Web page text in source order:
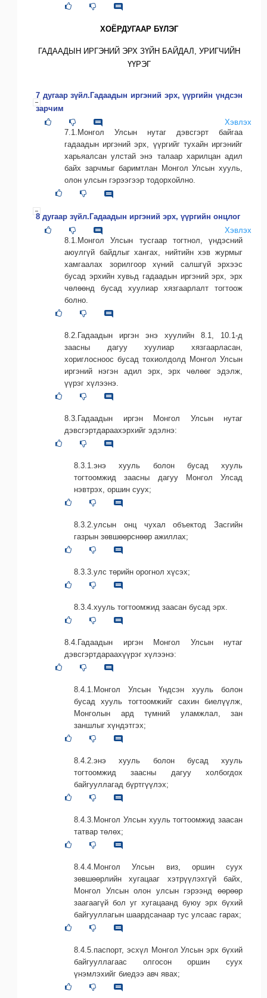
ХОЁРДУГААР БҮЛЭГ
ГАДААДЫН ИРГЭНИЙ ЭРХ ЗҮЙН БАЙДАЛ, УРИГЧИЙН
ҮҮРЭГ
7 дугаар зүйл.Гадаадын иргэний эрх, үүргийн үндсэн
зарчим
Хэвлэх
7.1.Монгол Улсын нутаг дэвсгэрт байгаа
гадаадын иргэний эрх, үүргийг тухайн иргэнийг
харьяалсан улстай энэ талаар харилцан адил
байх зарчмыг баримтлан Монгол Улсын хууль,
олон улсын гэрээгээр тодорхойлно.
8 дугаар зүйл.Гадаадын иргэний эрх, үүргийн онцлог
Хэвлэх
8.1.Монгол Улсын тусгаар тогтнол, үндэсний
аюулгүй байдлыг хангах, нийтийн хэв журмыг
хамгаалах зорилгоор хүний салшгүй эрхээс
бусад эрхийн хувьд гадаадын иргэний эрх, эрх
чөлөөнд бусад хуулиар хязгаарлалт тогтоож
болно.
8.2.Гадаадын иргэн энэ хуулийн 8.1, 10.1-д
заасны дагуу хуулиар хязгаарласан,
хориглосноос бусад тохиолдолд Монгол Улсын
иргэний нэгэн адил эрх, эрх чөлөөг эдэлж,
үүрэг хүлээнэ.
8.3.Гадаадын иргэн Монгол Улсын нутаг
дэвсгэртдараахэрхийг эдэлнэ:
8.3.1.энэ хууль болон бусад хууль
тогтоомжид заасны дагуу Монгол Улсад
нэвтрэх, оршин суух;
8.3.2.улсын онц чухал объектод Засгийн
газрын зөвшөөрснөөр ажиллах;
8.3.3.улс төрийн орогнол хүсэх;
8.3.4.хууль тогтоомжид заасан бусад эрх.
8.4.Гадаадын иргэн Монгол Улсын нутаг
дэвсгэртдараахүүрэг хүлээнэ:
8.4.1.Монгол Улсын Үндсэн хууль болон
бусад хууль тогтоомжийг сахин биелүүлж,
Монголын ард түмний уламжлал, зан
заншлыг хүндэтгэх;
8.4.2.энэ хууль болон бусад хууль
тогтоомжид заасны дагуу холбогдох
байгууллагад бүртгүүлэх;
8.4.3.Монгол Улсын хууль тогтоомжид заасан
татвар төлөх;
8.4.4.Монгол Улсын виз, оршин суух
зөвшөөрлийн хугацааг хэтрүүлэхгүй байх,
Монгол Улсын олон улсын гэрээнд өөрөөр
заагаагүй бол уг хугацаанд буюу эрх бүхий
байгууллагын шаардсанаар тус улсаас гарах;
8.4.5.паспорт, эсхүл Монгол Улсын эрх бүхий
байгууллагаас олгосон оршин суух
үнэмлэхийг биедээ авч явах;